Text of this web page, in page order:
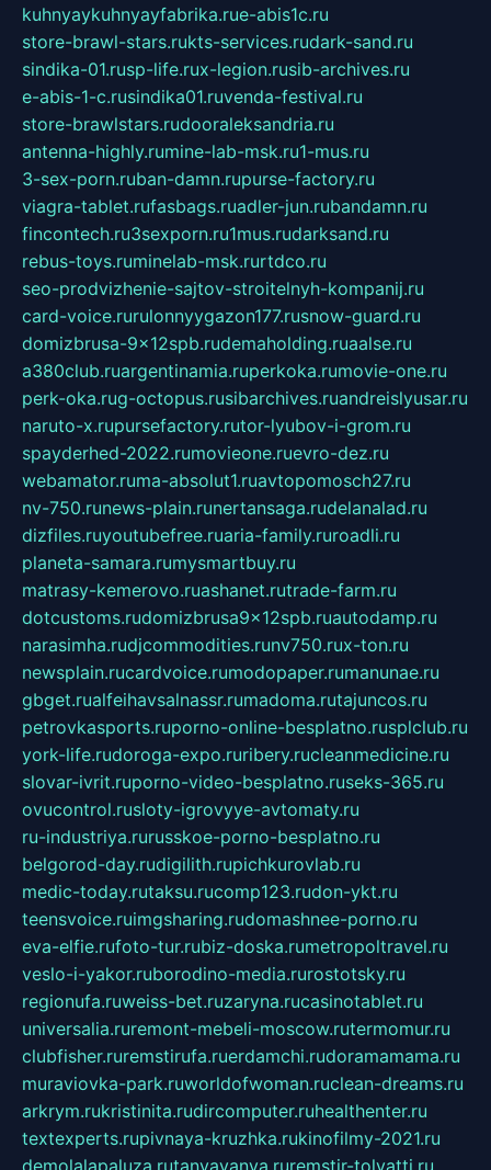
kuhnyaykuhnyayfabrika.rue-abis1c.ru
store-brawl-stars.rukts-services.rudark-sand.ru
sindika-01.rusp-life.rux-legion.rusib-archives.ru
e-abis-1-c.rusindika01.ruvenda-festival.ru
store-brawlstars.rudooraleksandria.ru
antenna-highly.rumine-lab-msk.ru1-mus.ru
3-sex-porn.ruban-damn.rupurse-factory.ru
viagra-tablet.rufasbags.ruadler-jun.rubandamn.ru
fincontech.ru3sexporn.ru1mus.rudarksand.ru
rebus-toys.ruminelab-msk.rurtdco.ru
seo-prodvizhenie-sajtov-stroitelnyh-kompanij.ru
card-voice.rurulonnyygazon177.rusnow-guard.ru
domizbrusa-9x12spb.rudemaholding.ruaalse.ru
a380club.ruargentinamia.ruperkoka.rumovie-one.ru
perk-oka.rug-octopus.rusibarchives.ruandreislyusar.ru
naruto-x.rupursefactory.rutor-lyubov-i-grom.ru
spayderhed-2022.rumovieone.ruevro-dez.ru
webamator.ruma-absolut1.ruavtopomosch27.ru
nv-750.runews-plain.runertansaga.rudelanalad.ru
dizfiles.ruyoutubefree.ruaria-family.ruroadli.ru
planeta-samara.rumysmartbuy.ru
matrasy-kemerovo.ruashanet.rutrade-farm.ru
dotcustoms.rudomizbrusa9x12spb.ruautodamp.ru
narasimha.rudjcommodities.runv750.rux-ton.ru
newsplain.rucardvoice.rumodopaper.rumanunae.ru
gbget.rualfeihavsalnassr.rumadoma.rutajuncos.ru
petrovkasports.ruporno-online-besplatno.rusplclub.ru
york-life.rudoroga-expo.ruribery.rucleanmedicine.ru
slovar-ivrit.ruporno-video-besplatno.ruseks-365.ru
ovucontrol.rusloty-igrovyye-avtomaty.ru
ru-industriya.rurusskoe-porno-besplatno.ru
belgorod-day.rudigilith.rupichkurovlab.ru
medic-today.rutaksu.rucomp123.rudon-ykt.ru
teensvoice.ruimgsharing.rudomashnee-porno.ru
eva-elfie.rufoto-tur.rubiz-doska.rumetropoltravel.ru
veslo-i-yakor.ruborodino-media.rurostotsky.ru
regionufa.ruweiss-bet.ruzaryna.rucasinotablet.ru
universalia.ruremont-mebeli-moscow.rutermomur.ru
clubfisher.ruremstirufa.ruerdamchi.rudoramamama.ru
muraviovka-park.ruworldofwoman.ruclean-dreams.ru
arkrym.rukristinita.rudircomputer.ruhealthenter.ru
textexperts.rupivnaya-kruzhka.rukinofilmy-2021.ru